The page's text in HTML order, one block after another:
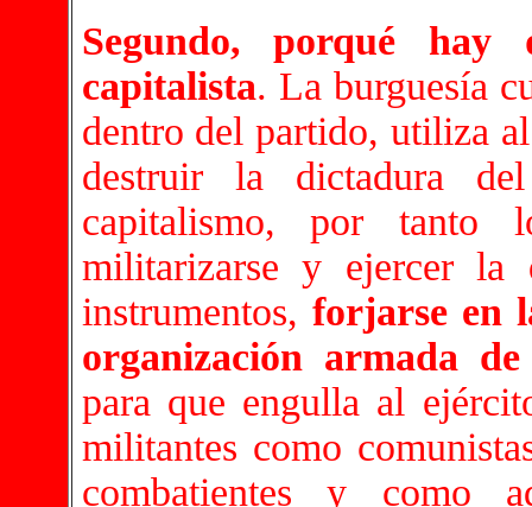
Segundo, porqué hay
capitalista. La burguesía
dentro del partido, utiliza
destruir la dictadura
capitalismo, por tanto
militarizarse y ejercer la
instrumentos, forjarse en
organización armada
para que engulla al
militantes como
combatientes y como